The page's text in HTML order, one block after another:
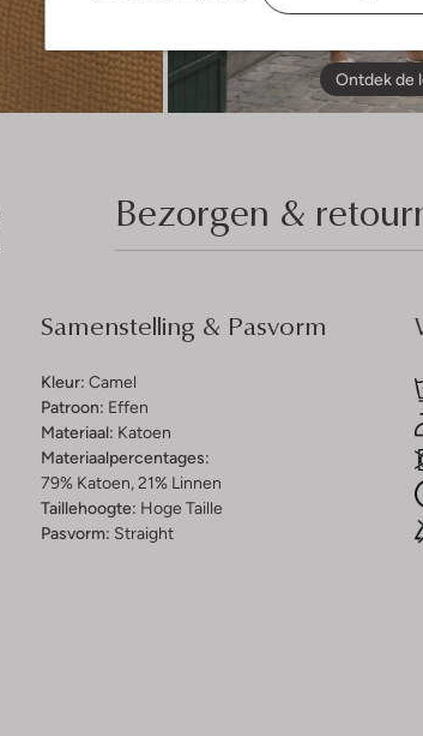
Ontdek de
Bezorgen &
Samenstelling & Pasvorm
Kleur: Camel
Patroon: Effen
Materiaal: Katoen
Materiaalpercentages:
79% Katoen, 21% Linnen
Taillehoogte: Hoge Taille
Pasvorm: Straight